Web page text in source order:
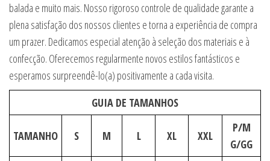
balada e muito mais. Nosso rigoroso controle de qualidade garante a
plena satisfação dos nossos clientes e torna a experiência de compra
um prazer. Dedicamos especial atenção à seleção dos materiais e à
confecção. Oferecemos regularmente novos estilos fantásticos e
esperamos surpreendê-lo(a) positivamente a cada visita.
GUIA DE TAMANHOS
TAMANHO S M L XL XXL
P/M
G/GG